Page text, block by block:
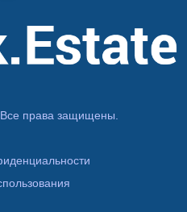
права защищены.